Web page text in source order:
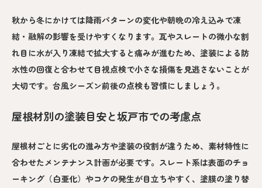
秋から冬にかけては降雨パターンの変化や朝晩の冷え込みで凍
結・融解の影響を受けやすくなります。瓦やスレートの微小な割
れ目に水が入り凍結で拡大すると痛みが進むため、塗装による防
水性の回復と合わせて目視点検で小さな損傷を見逃さないことが
大切です。台風シーズン前後の点検も習慣にしましょう。
屋根材別の塗装目安と坂戸市での考慮点
屋根材ごとに劣化の進み方や塗装の役割が違うため、素材特性に
合わせたメンテナンス計画が必要です。スレート系は表面のチョ
ーキング（白亜化）やコケの発生が目立ちやすく、塗膜の塗り替